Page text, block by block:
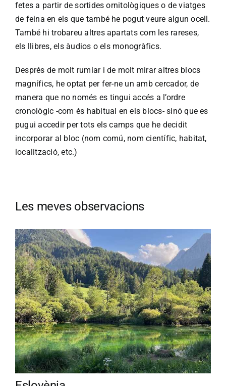
fetes a partir de sortides ornitològiques o de viatges
de feina en els que també he pogut veure algun ocell.
També hi trobareu altres apartats com les rareses,
els llibres, els àudios o els monogràfics.
Després de molt rumiar i de molt mirar altres blocs
magnífics, he optat per fer-ne un amb cercador, de
manera que no només es tingui accés a l’ordre
cronològic -com és habitual en els blocs- sinó que es
pugui accedir per tots els camps que he decidit
incorporar al bloc (nom comú, nom científic, habitat,
localització, etc.)
Les meves observacions